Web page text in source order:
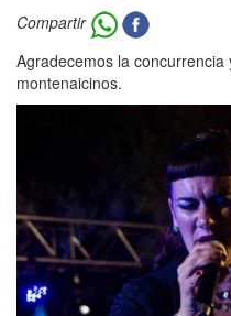
Compartir
Agradecemos la
montenaicinos.